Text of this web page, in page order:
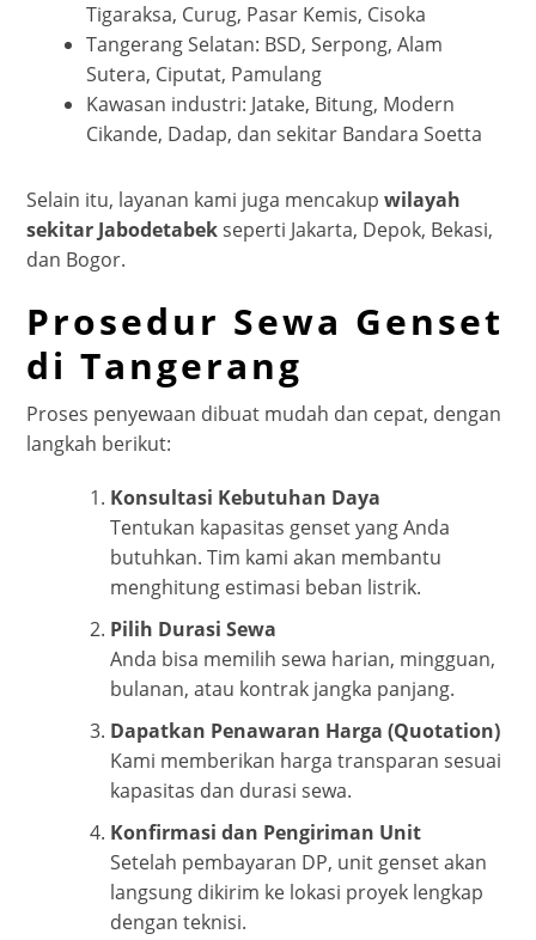
Tigaraksa, Curug, Pasar Kemis, Cisoka
Tangerang Selatan: BSD, Serpong, Alam
Sutera, Ciputat, Pamulang
Kawasan industri: Jatake, Bitung, Modern
Cikande, Dadap, dan sekitar Bandara Soetta
Selain itu, layanan kami juga mencakupwilayah
sekitar Jabodetabekseperti Jakarta, Depok, Bekasi,
dan Bogor.
Prosedur Sewa Genset
di Tangerang
Proses penyewaan dibuat mudah dan cepat, dengan
langkah berikut:
Konsultasi Kebutuhan Daya
Tentukan kapasitas genset yang Anda
butuhkan. Tim kami akan membantu
menghitung estimasi beban listrik.
Pilih Durasi Sewa
Anda bisa memilih sewa harian, mingguan,
bulanan, atau kontrak jangka panjang.
Dapatkan Penawaran Harga (Quotation)
Kami memberikan harga transparan sesuai
kapasitas dan durasi sewa.
Konfirmasi dan Pengiriman Unit
Setelah pembayaran DP, unit genset akan
langsung dikirim ke lokasi proyek lengkap
dengan teknisi.